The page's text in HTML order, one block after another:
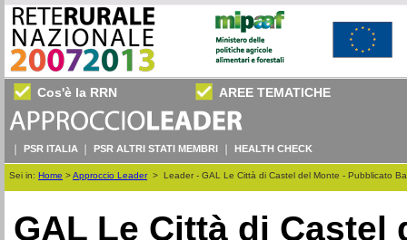
Cos'è la RRN AREE TEMATICHE
PSR ITALIA PSR ALTRI STATI MEMBRI HEALTH CHECK
Sei in: Home >Approccio Leader> Leader - GAL Le Città di Castel del Monte - Pubblicato
GAL Le Città di Castel